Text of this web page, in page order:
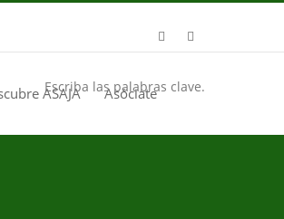
ASAJA Asóciate
Escriba las palabras clave.